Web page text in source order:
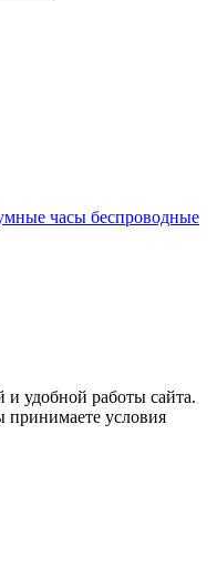
часы беспроводные
удобной работы сайта.
принимаете условия